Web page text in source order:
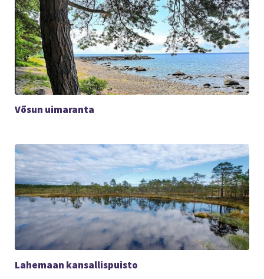
Võsun uimaranta
Lahemaan kansallispuisto